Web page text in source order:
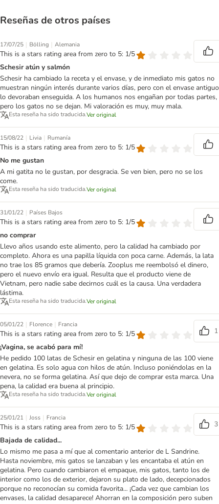
Reseñas de otros países
17/07/25 | Bölling | Alemania
This is a stars rating area from zero to 5: 1/5
Schesir atún y salmón
Schesir ha cambiado la receta y el envase, y de inmediato mis gatos no
muestran ningún interés durante varios días, pero con el envase antiguo
lo devoraban enseguida. A los humanos nos engañan por todas partes,
pero los gatos no se dejan. Mi valoración es muy, muy mala.
Esta reseña ha sido traducida.Ver original
15/08/22 | Livia | Rumanía
This is a stars rating area from zero to 5: 1/5
No me gustan
A mi gatita no le gustan, por desgracia. Se ven bien, pero no se los
come.
Esta reseña ha sido traducida.Ver original
31/01/22 | Países Bajos
This is a stars rating area from zero to 5: 1/5
no comprar
Llevo años usando este alimento, pero la calidad ha cambiado por
completo. Ahora es una papilla líquida con poca carne. Además, la lata
no trae los 85 gramos que debería. Zooplus me reembolsó el dinero,
pero el nuevo envío era igual. Resulta que el producto viene de
Vietnam, pero nadie sabe decirnos cuál es la causa. Una verdadera
lástima.
Esta reseña ha sido traducida.Ver original
05/01/22 | Florence | Francia
This is a stars rating area from zero to 5: 1/5
1
¡Vagina, se acabó para mí!
He pedido 100 latas de Schesir en gelatina y ninguna de las 100 viene
en gelatina. Es solo agua con hilos de atún. Incluso poniéndolas en la
nevera, no se forma gelatina. Así que dejo de comprar esta marca. Una
pena, la calidad era buena al principio.
Esta reseña ha sido traducida.Ver original
25/01/21 | Joss | Francia
This is a stars rating area from zero to 5: 1/5
3
Bajada de calidad...
Lo mismo me pasa a mí que al comentario anterior de L Sandrine.
Hasta noviembre, mis gatos se lanzaban y les encantaba el atún en
gelatina. Pero cuando cambiaron el empaque, mis gatos, tanto los de
interior como los de exterior, dejaron su plato de lado, decepcionados
porque no reconocían su comida favorita... ¡Cada vez que cambian los
envases, la calidad desaparece! Ahorran en la composición pero suben